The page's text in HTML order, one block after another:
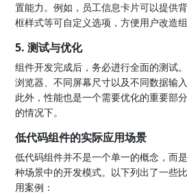
置能力。例如，员工信息卡片可以提供
框样式等可自定义选项，方便用户改造
5. 测试与优化
组件开发完成后，务必进行全面的测试
浏览器、不同屏幕尺寸以及不同数据输
此外，性能也是一个需要优化的重要部
的情况下。
低代码组件的实际应用场景
低代码组件并不是一个单一的概念，而
种场景中的开发模式。以下列出了一些
用案例：